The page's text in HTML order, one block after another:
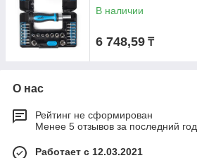
В наличии
6 748,59 ₸
О нас
Рейтинг не сформирован
Менее 5 отзывов за последний год
Работает с 12.03.2021